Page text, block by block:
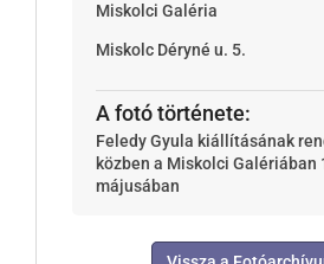
Miskolci Galéria
Miskolc Déryné u. 5.
A fotó története:
Feledy Gyula kiállításának
közben a Miskolci Galériában
májusában